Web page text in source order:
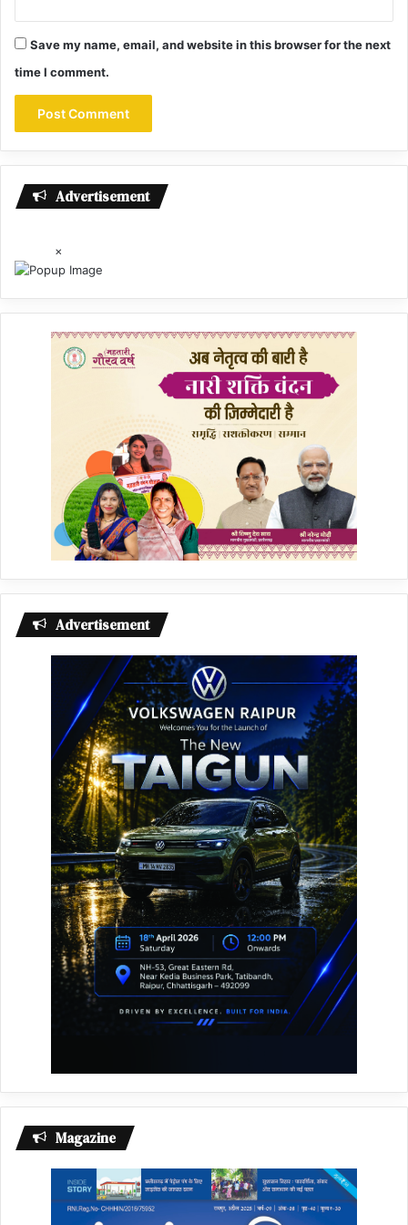
Save my name, email, and website in this browser for the next
time I comment.
Advertisement
×
Advertisement
Magazine